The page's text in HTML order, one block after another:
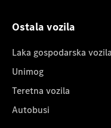
Ostala vozila
Laka gospodarska vozila
Unimog
Teretna vozila
Autobusi